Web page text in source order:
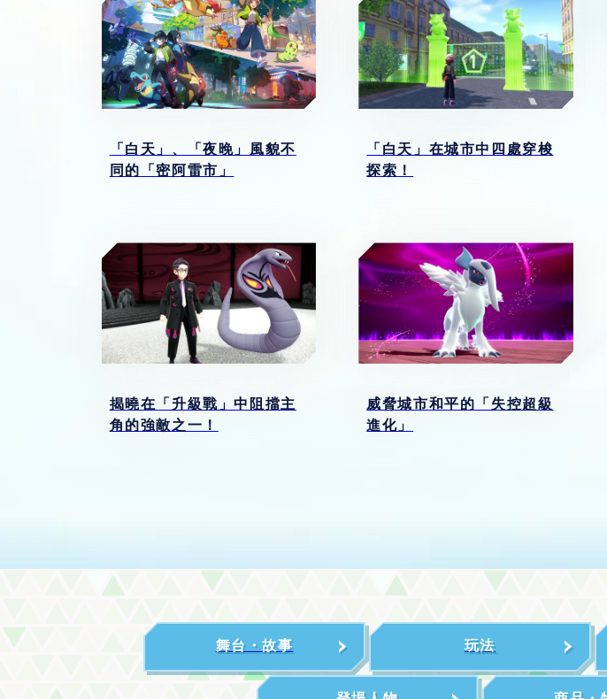
「白天」、「夜晚」風貌不
同的「密阿雷市」
「白天」在城市中四處穿梭
探索！
揭曉在「升級戰」中阻擋主
角的強敵之一！
威脅城市和平的「失控超級
進化」
舞台・故事 玩法